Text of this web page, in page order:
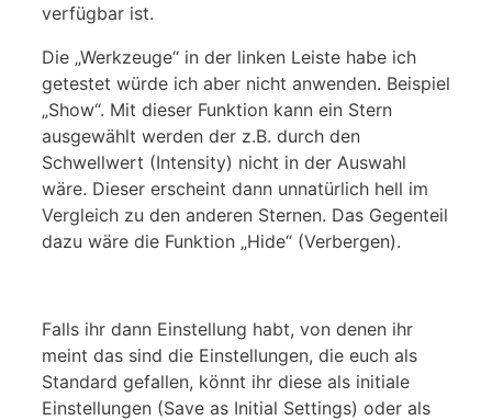
verfügbar ist.
Die „Werkzeuge“ in der linken Leiste habe ich
getestet würde ich aber nicht anwenden. Beispiel
„Show“. Mit dieser Funktion kann ein Stern
ausgewählt werden der z.B. durch den
Schwellwert (Intensity) nicht in der Auswahl
wäre. Dieser erscheint dann unnatürlich hell im
Vergleich zu den anderen Sternen. Das Gegenteil
dazu wäre die Funktion „Hide“ (Verbergen).
Falls ihr dann Einstellung habt, von denen ihr
meint das sind die Einstellungen, die euch als
Standard gefallen, könnt ihr diese als initiale
Einstellungen (Save as Initial Settings) oder als